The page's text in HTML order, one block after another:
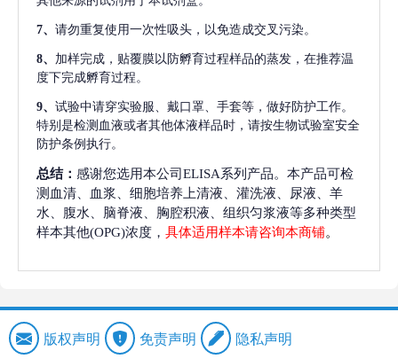
7、 请勿重复使用一次性吸头，以免造成交叉污染。
8、 加样完成，贴覆膜以防孵育过程样品的蒸发，在推荐温
度下完成孵育过程。
9、 试验中请穿实验服、戴口罩、手套等，做好防护工作。
特别是检测血液或者其他体液样品时，请按生物试验室安全
防护条例执行。
总结： 感谢您选用本公司ELISA系列产品。本产品可检
测血清、血浆、细胞培养上清液、灌洗液、尿液、羊
水、腹水、脑脊液、胸腔积液、组织匀浆液等多种类型
样本其他(OPG)浓度， 具体适用样本请咨询本商铺。
版权声明 免责声明 隐私声明